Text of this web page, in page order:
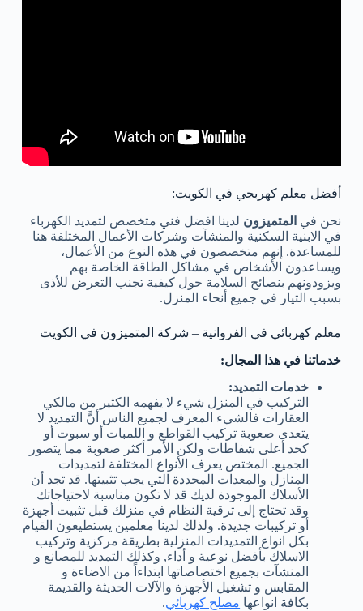
أفضل معلم كهربجي في الكويت:
نحن في المتميزون لدينا افضل فني متخصص لتمديد الكهرباء
في الابنية السكنية والمنشآت وشركات الأعمال المختلفة هنا
للمساعدة. إنهم متخصصون في هذه النوع من الأعمال،
ويساعدون الأشخاص في مشاكل الطاقة الخاصة بهم
ويزودونهم بنصائح السلامة حول كيفية تجنب التعرض للأذى
بسبب التيار في جميع أنحاء المنزل.
معلم كهربائي في الفروانية – شركة المتميزون في الكويت
خدماتنا في هذا المجال:
خدمات التمديد:
التركيب في المنزل شيء لا يفهمه الكثير من مالكي
العقارات فالشيء المعرف لجميع الناس أنَّ التمديد لا
يتعدى صعوبة تركيب القواطع و اللمبات أو سبوت أو
كحد أعلى شفاطات ولكن الأمر أكثر صعوبة مما يتصور
الجميع. المختص يعرف الأنواع المختلفة لتمديدات
المنازل والمعدات المحددة التي يجب تثبيتها. قد تجد أن
الأسلاك الموجودة لديك قد لا تكون مناسبة لاحتياجاتك
وقد تحتاج إلى ترقية النظام في منزلك قبل تثبيت أجهزة
أو تركيبات جديدة. ولذلك لدينا معلمين يستطيعون القيام
بكل انواع التمديدات المنزلية بطريقة مركزية وتركيب
الاسلاك بأفضل نوعية و أداء, وكذلك التمديد للمصانع و
المنشآت بجميع اختصاصاتها ابتداءاً من الاضاءة و
المقابس و تشغيل الأجهزة والآلات الحديثة والقديمة
بكافة انواعها مصلح كهربائي.